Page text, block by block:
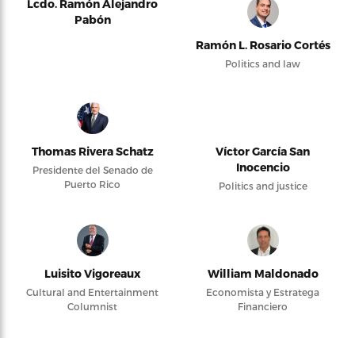
Lcdo. Ramón Alejandro
Pabón
Ramón L. Rosario Cortés
Politics and law
Thomas Rivera Schatz
Presidente del Senado de
Puerto Rico
Víctor García San
Inocencio
Politics and justice
Luisito Vigoreaux
Cultural and Entertainment
Columnist
William Maldonado
Economista y Estratega
Financiero